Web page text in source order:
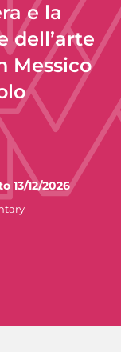
e la
dell’arte
Messico
13/12/2026